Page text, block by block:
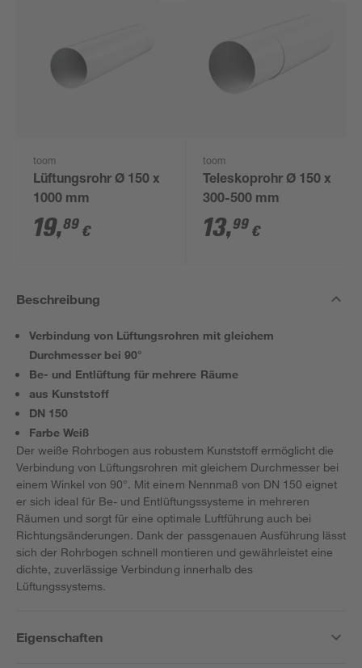
toom
Lüftungsrohr Ø 150 x
1000 mm
19,89 €
toom
Teleskoprohr Ø 150 x
300-500 mm
13,99 €
Beschreibung
Verbindung von Lüftungsrohren mit gleichem
Durchmesser bei 90°
Be- und Entlüftung für mehrere Räume
aus Kunststoff
DN 150
Farbe Weiß
Der weiße Rohrbogen aus robustem Kunststoff ermöglicht die
Verbindung von Lüftungsrohren mit gleichem Durchmesser bei
einem Winkel von 90°. Mit einem Nennmaß von DN 150 eignet
er sich ideal für Be- und Entlüftungssysteme in mehreren
Räumen und sorgt für eine optimale Luftführung auch bei
Richtungsänderungen. Dank der passgenauen Ausführung lässt
sich der Rohrbogen schnell montieren und gewährleistet eine
dichte, zuverlässige Verbindung innerhalb des
Lüftungssystems.
Eigenschaften